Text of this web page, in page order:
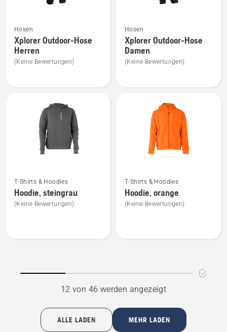
Details
zu
Xplorer
Outdoor-
Hosen
Xplorer Outdoor-Hose
Herren
(Keine Bewertungen)
Details
zu
Xplorer
Outdoor-
Hosen
Xplorer Outdoor-Hose
Damen
(Keine Bewertungen)
Details
zu
Hoodie,
T-Shirts & Hoodies
Hoodie, steingrau
(Keine Bewertungen)
Details
zu
Hoodie,
T-Shirts & Hoodies
Hoodie, orange
(Keine Bewertungen)
12 von 46 werden angezeigt
ALLE LADEN MEHR LADEN